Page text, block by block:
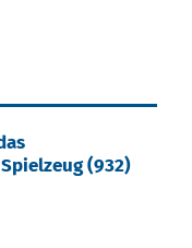
(932)